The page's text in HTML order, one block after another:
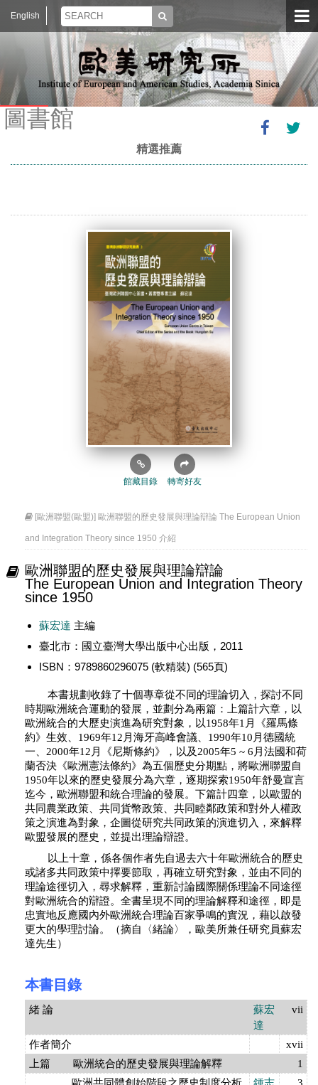
English
圖書館
精選推薦
館藏目錄 轉寄好友
[歐洲聯盟(歐盟)] 歐洲聯盟的歷史發展與理論辯論 The European Union
and Integration Theory since 1950 介紹
歐洲聯盟的歷史發展與理論辯論
The European Union and Integration Theory
since 1950
蘇宏達 主編
臺北市：國立臺灣大學出版中心出版，2011
ISBN：9789860296075 (軟精裝) (565頁)
本書規劃收錄了十個專章從不同的理論切入，探討不同
時期歐洲統合運動的發展，並劃分為兩篇：上篇計六章，以
歐洲統合的大歷史演進為研究對象，以1958年1月《羅馬條
約》生效、1969年12月海牙高峰會議、1990年10月德國統
一、2000年12月《尼斯條約》，以及2005年5 ~ 6月法國和荷
蘭否決《歐洲憲法條約》為五個歷史分期點，將歐洲聯盟自
1950年以來的歷史發展分為六章，逐期探索1950年舒曼宣言
迄今，歐洲聯盟和統合理論的發展。下篇計四章，以歐盟的
共同農業政策、共同貨幣政策、共同睦鄰政策和對外人權政
策之演進為對象，企圖從研究共同政策的演進切入，來解釋
歐盟發展的歷史，並提出理論辯證。
以上十章，係各個作者先自過去六十年歐洲統合的歷史
或諸多共同政策中擇要節取，再確立研究對象，並由不同的
理論途徑切入，尋求解釋，重新討論國際關係理論不同途徑
對歐洲統合的辯證。全書呈現不同的理論解釋和途徑，即是
忠實地反應國內外歐洲統合理論百家爭鳴的實況，藉以啟發
更大的學理討論。（摘自〈緒論〉，歐美所兼任研究員蘇宏
達先生）
本書目錄
緒 論
蘇宏
達
vii
作者簡介
xvii
上篇 歐洲統合的歷史發展與理論解釋
1
歐洲共同體創始階段之歷史制度分析
鍾志
3